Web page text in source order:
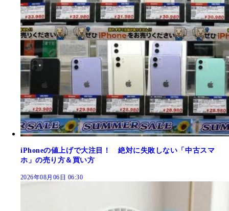
iPhoneの値上げで大注目！ 絶対に失敗しない「中古スマ
ホ」の売り方＆買い方
2026年08月06日 06:30